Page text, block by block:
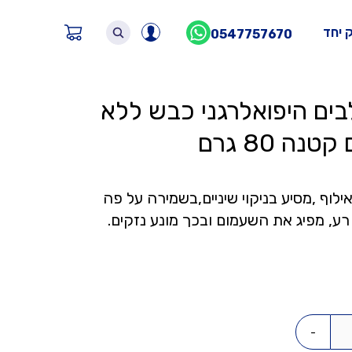
יחד 0547757670
80 גרם
,מסיע בניקוי שיניים,בשמירה על פה
רע, מפיג את השעמום ובכך מונע נזקים.
-